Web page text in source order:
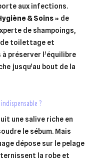
aux infections.
& Soins » de
de shampoings,
de toilettage et
préserver l’équilibre
jusqu’au bout de la
?
une salive riche en
le sébum. Mais
dépose sur le pelage
la robe et